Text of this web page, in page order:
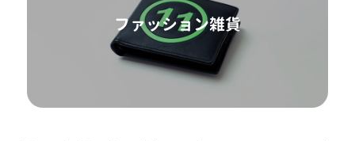
ファッション雑貨